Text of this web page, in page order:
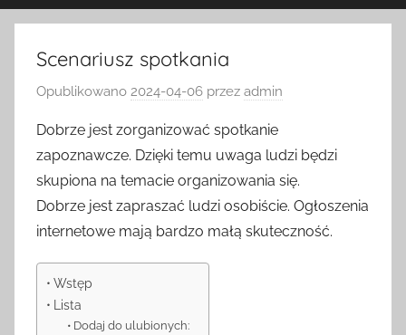
Scenariusz spotkania
Opublikowano 2024-04-06 przez admin
Dobrze jest zorganizować spotkanie
zapoznawcze. Dzięki temu uwaga ludzi będzi
skupiona na temacie organizowania się.
Dobrze jest zapraszać ludzi osobiście. Ogłoszenia
internetowe mają bardzo małą skuteczność.
Wstęp
Lista
Dodaj do ulubionych: